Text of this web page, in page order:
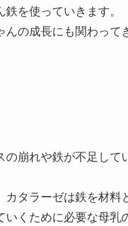
を使っていきます。
の成長にも関わって
崩れや鉄が不足して
タラーゼは鉄を材料
くために必要な母乳